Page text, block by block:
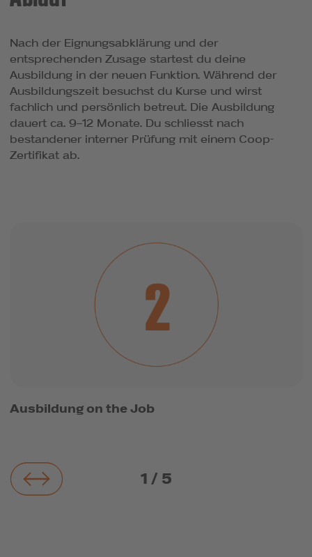
Nach der Eignungsabklärung und der
entsprechenden Zusage startest du deine
Ausbildung in der neuen Funktion. Während der
Ausbildungszeit besuchst du Kurse und wirst
fachlich und persönlich betreut. Die Ausbildung
dauert ca. 9–12 Monate. Du schliesst nach
bestandener interner Prüfung mit einem Coop-
Zertifikat ab.
Ausbildung on the Job
1 / 5
Vielen Dank für deine
Nachricht. Wir
bearbeiten sie
wünscht,
Dein Coop Team